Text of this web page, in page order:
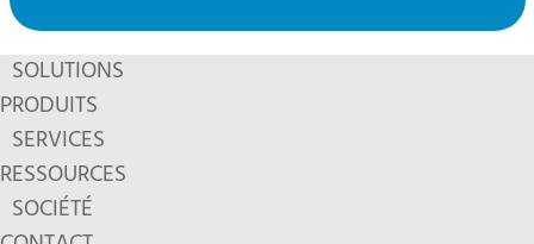
SOLUTIONS
PRODUITS
SERVICES
RESSOURCES
SOCIÉTÉ